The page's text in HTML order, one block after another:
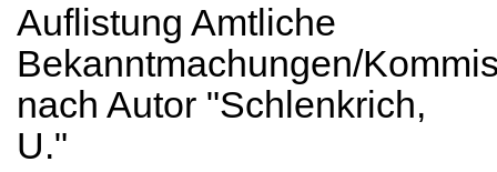
Auflistung Amtliche
Bekanntmachungen/
nach Autor "Schlenkrich,
U."